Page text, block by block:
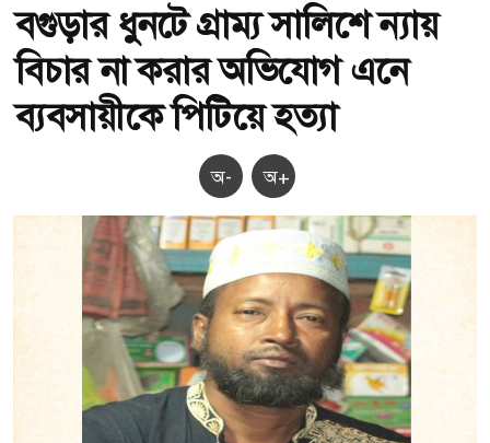
বগুড়ার ধুনটে গ্রাম্য সালিশে ন্যায়
বিচার না করার অভিযোগ এনে
ব্যবসায়ীকে পিটিয়ে হত্যা
অ- অ+